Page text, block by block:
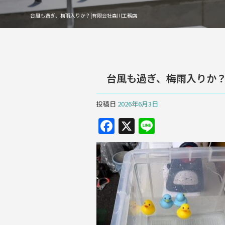
台風も過ぎ、梅雨入りか？|有限会社森川工務店
台風も過ぎ、梅雨入りか
投稿日 2026年6月3日
F
a
c
e
b
o
X
n
e